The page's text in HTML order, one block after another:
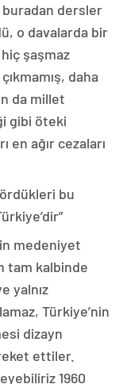
buradan dersler
o davalarda bir
hiç şaşmaz
daha
da millet
gibi öteki
en ağır cezaları
bu
medeniyet
tam kalbinde
yalnız
Türkiye’nin
dizayn
ettiler.
1960